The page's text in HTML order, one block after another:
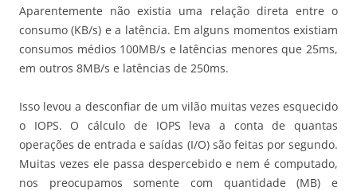
Aparentemente não existia uma relação direta entre o
consumo (KB/s) e a latência. Em alguns momentos existiam
consumos médios 100MB/s e latências menores que 25ms,
em outros 8MB/s e latências de 250ms.
Isso levou a desconfiar de um vilão muitas vezes esquecido
o IOPS. O cálculo de IOPS leva a conta de quantas
operações de entrada e saídas (I/O) são feitas por segundo.
Muitas vezes ele passa despercebido e nem é computado,
nos preocupamos somente com quantidade (MB) e